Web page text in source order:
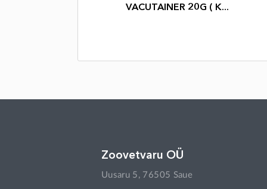
VACUTAINER 20G ( K...
Zoovetvaru OÜ
Uusaru 5, 76505 Saue